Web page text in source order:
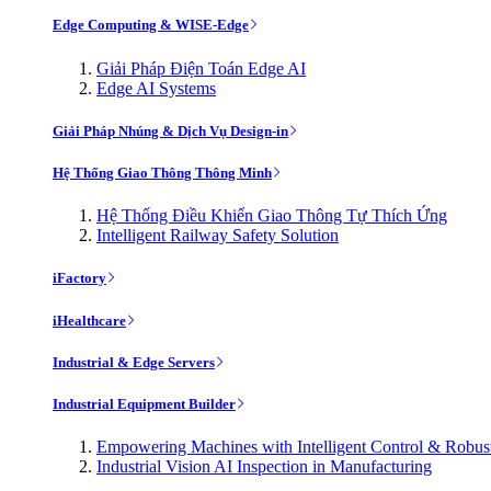
Edge Computing & WISE-Edge
Giải Pháp Điện Toán Edge AI
Edge AI Systems
Giải Pháp Nhúng & Dịch Vụ Design-in
Hệ Thống Giao Thông Thông Minh
Hệ Thống Điều Khiển Giao Thông Tự Thích Ứng
Intelligent Railway Safety Solution
iFactory
iHealthcare
Industrial & Edge Servers
Industrial Equipment Builder
Empowering Machines with Intelligent Control &
Industrial Vision AI Inspection in Manufacturing